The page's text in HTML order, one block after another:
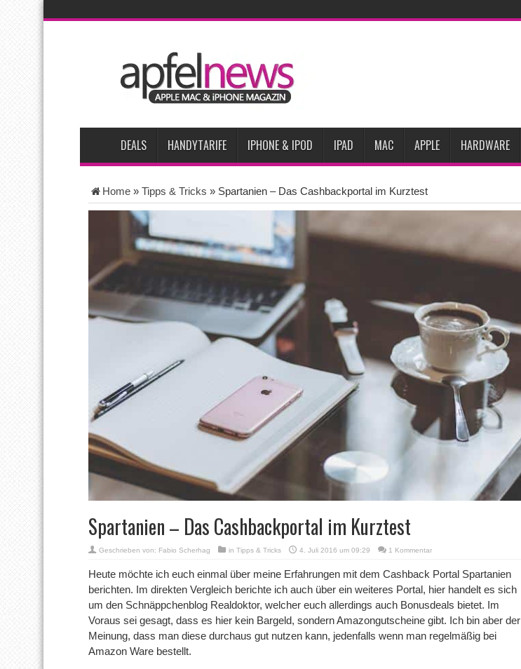
Bericht: iPad-Lieferungen im 2. Quartal 2026 um 7,5 Prozent gesunken
Vom iPad-Design zum eigenen T-Shirt: Checkliste für Apple-Kreative
iPadOS 27 spendiert iPad zwei neue Funktionen
DEALS HANDYTARIFE IPHONE & IPOD IPAD MAC APPLE HARDWARE
Home » Tipps & Tricks » Spartanien – Das Cashbackportal im Kurztest
Spartanien – Das Cashbackportal im Kurztest
Geschrieben von: Fabio Scherhag in Tipps & Tricks 4. Juli 2016 um 09:29 1 Kommentar
Heute möchte ich euch einmal über meine Erfahrungen mit dem Cashback Portal Spartanien
berichten. Im direkten Vergleich berichte ich auch über ein weiteres Portal, hier handelt es sich
um den Schnäppchenblog Realdoktor, welcher euch allerdings auch Bonusdeals bietet. Im
Voraus sei gesagt, dass es hier kein Bargeld, sondern Amazongutscheine gibt. Ich bin aber der
Meinung, dass man diese durchaus gut nutzen kann, jedenfalls wenn man regelmäßig bei
Amazon Ware bestellt.